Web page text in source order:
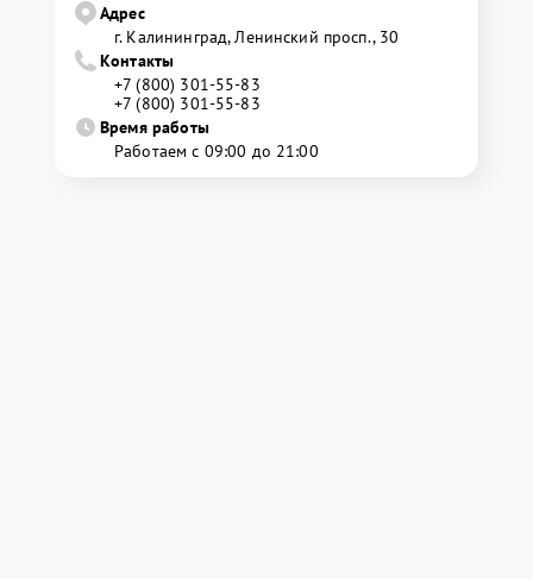
Адрес
г. Калининград, Ленинский просп., 30
Контакты
+7 (800) 301-55-83
+7 (800) 301-55-83
Время работы
Работаем с 09:00 до 21:00